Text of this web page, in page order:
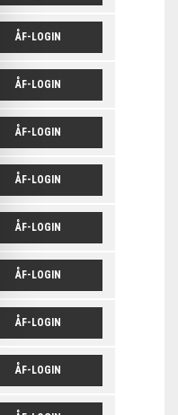
ÅF-LOGIN
ÅF-LOGIN
ÅF-LOGIN
ÅF-LOGIN
ÅF-LOGIN
ÅF-LOGIN
ÅF-LOGIN
ÅF-LOGIN